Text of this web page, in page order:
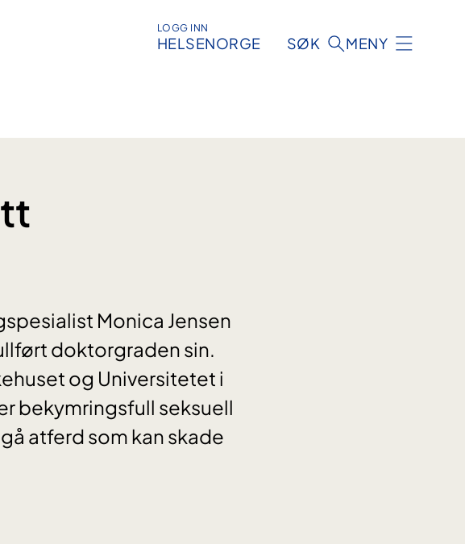
LOGG INN
HELSENORGE SØK MENY
Monica Jensen
doktorgraden sin.
og Universitetet i
bekymringsfull seksuell
atferd som kan skade